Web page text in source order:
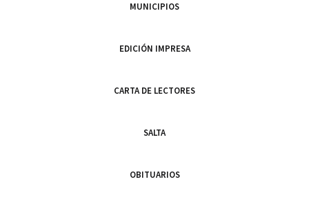
MUNICIPIOS
EDICIÓN IMPRESA
CARTA DE LECTORES
SALTA
OBITUARIOS